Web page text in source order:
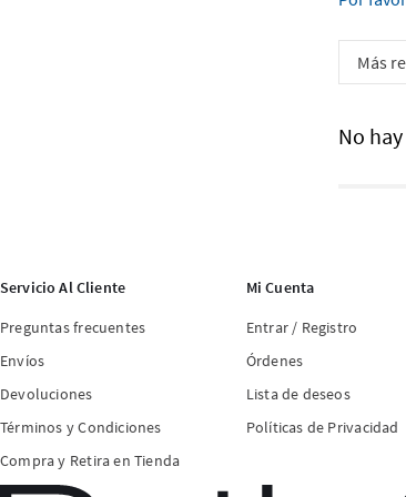
Más
No
Servicio Al Cliente
Preguntas frecuentes
Envíos
Devoluciones
Términos y Condiciones
Compra y Retira en Tienda
Mi Cuenta
Entrar / Registro
Órdenes
Lista de deseos
Políticas de Privacidad